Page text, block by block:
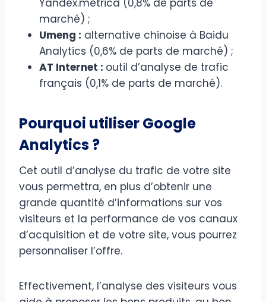
Yandex.metrica (0,8% de parts de
marché) ;
Umeng : alternative chinoise à Baidu
Analytics (0,6% de parts de marché) ;
AT Internet : outil d’analyse de trafic
français (0,1% de parts de marché).
Pourquoi utiliser Google
Analytics ?
Cet outil d’analyse du trafic de votre site
vous permettra, en plus d’obtenir une
grande quantité d’informations sur vos
visiteurs et la performance de vos canaux
d’acquisition et de votre site, vous pourrez
personnaliser l’offre.
Effectivement, l’analyse des visiteurs vous